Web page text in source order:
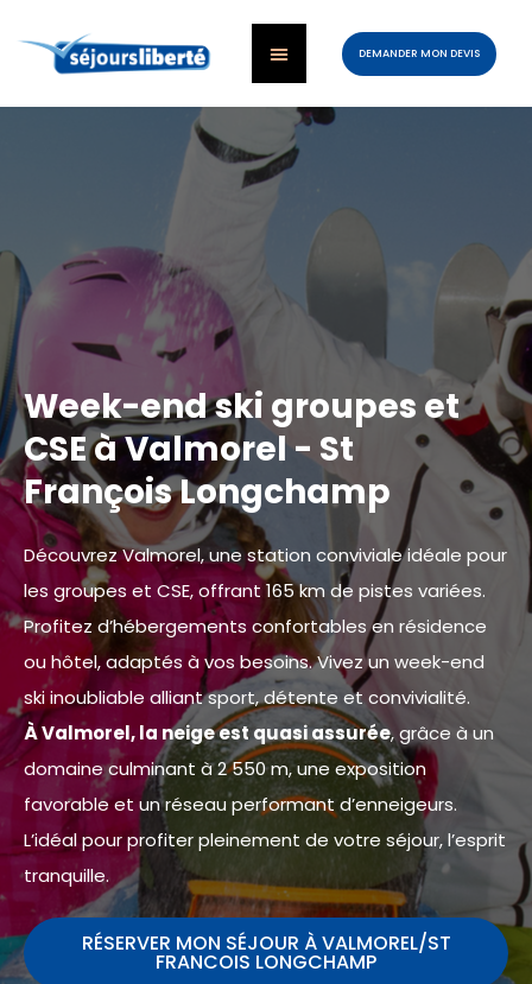
DEMANDER MON DEVIS
Week-end ski groupes et
CSE à Valmorel - St
François Longchamp
Découvrez Valmorel, une station conviviale idéale pour
les groupes et CSE, offrant 165 km de pistes variées.
Profitez d’hébergements confortables en résidence
ou hôtel, adaptés à vos besoins. Vivez un week-end
ski inoubliable alliant sport, détente et convivialité.
À Valmorel, la neige est quasi assurée, grâce à un
domaine culminant à 2 550 m, une exposition
favorable et un réseau performant d’enneigeurs.
L’idéal pour profiter pleinement de votre séjour, l’esprit
tranquille.
RÉSERVER MON SÉJOUR À VALMOREL/ST
FRANCOIS LONGCHAMP